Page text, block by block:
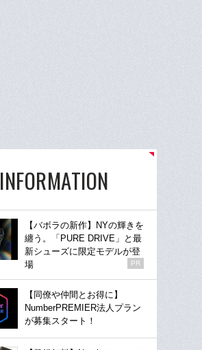
INFORMATION
【バボラの新作】NYの輝きを
纏う。「PURE DRIVE」と最
新シューズに限定モデルが登
場
PR
【同僚や仲間とお得に】
NumberPREMIER法人プラン
が募集スタート！